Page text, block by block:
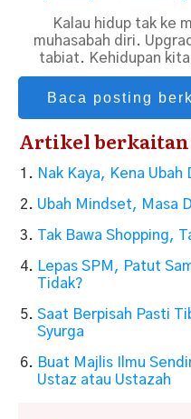
Kalau hidup tak ke
muhasabah diri.
tabiat. Kehidupan
Baca posting
Artikel
Nak Kaya, Kena Ubah
Ubah Mindset, Masa
Tak Bawa Shopping,
Lepas SPM, Patut
Tidak?
Saat Berpisah Pasti
Syurga
Buat Majlis Ilmu
Ustaz atau Ustazah